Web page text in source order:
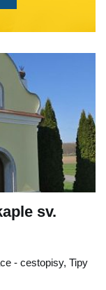
sv.
- cestopisy, Tipy